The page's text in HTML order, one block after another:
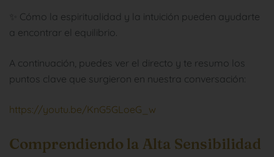
✨ Cómo la espiritualidad y la intuición pueden ayudarte
a encontrar el equilibrio.
A continuación, puedes ver el directo y te resumo los
puntos clave que surgieron en nuestra conversación:
https://youtu.be/KnG5GLoeG_w
Comprendiendo la Alta Sensibilidad